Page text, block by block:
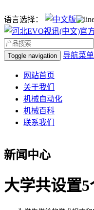
语言选择：
Toggle navigation 导航菜单
网站首页
关于我们
机械自动化
机械百科
联系我们
新闻中心
大学共设置